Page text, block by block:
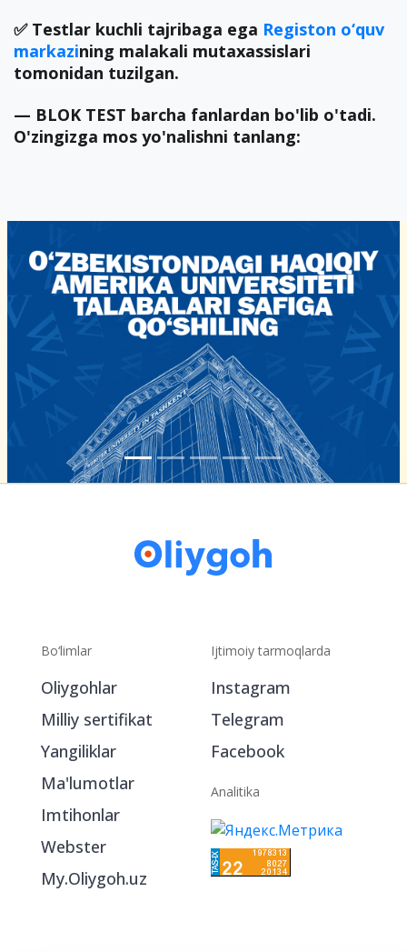
✅ Testlar kuchli tajribaga ega Registon o‘quv
markazining malakali mutaxassislari
tomonidan tuzilgan.
— BLOK TEST barcha fanlardan bo'lib o'tadi.
O'zingizga mos yo'nalishni tanlang:
Bo‘limlar
Oliygohlar
Milliy sertifikat
Yangiliklar
Ma'lumotlar
Imtihonlar
Webster
My.Oliygoh.uz
Ijtimoiy tarmoqlarda
Instagram
Telegram
Facebook
Analitika